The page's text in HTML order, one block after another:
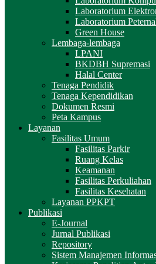
Laboratorium
Laboratorium
Green House
Lembaga-lembaga
LPANI
BKDBH Supremasi
Halal Center
Tenaga Pendidik
Tenaga Kependidikan
Dokumen Resmi
Peta Kampus
Layanan
Fasilitas Umum
Fasilitas Parkir
Ruang Kelas
Keamanan
Fasilitas Perkuliahan
Fasilitas Kesehatan
Layanan PPKPT
Publikasi
E-Journal
Jurnal Publikasi
Repository
Sistem Manajemen